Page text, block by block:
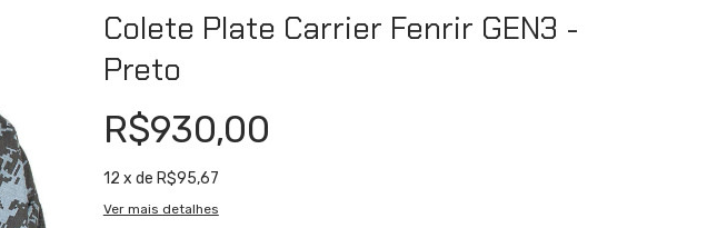
Colete Plate Carrier Fenrir GEN3 -
Preto
R$930,00
12 x de R$95,67
Ver mais detalhes